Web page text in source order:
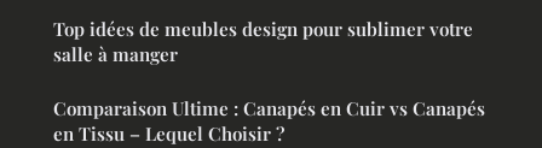
Top idées de meubles design pour sublimer votre
salle à manger
Comparaison Ultime : Canapés en Cuir vs Canapés
en Tissu – Lequel Choisir ?